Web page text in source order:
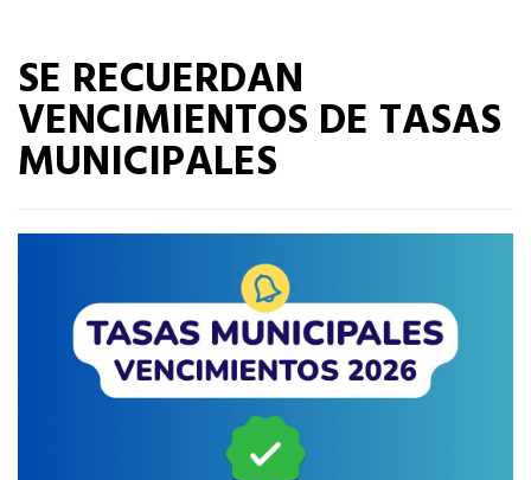
SE RECUERDAN
VENCIMIENTOS DE TASAS
MUNICIPALES